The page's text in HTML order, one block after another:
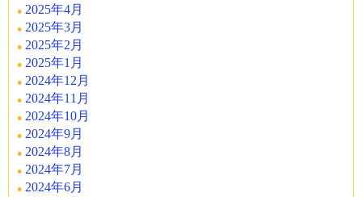
2025年4月
2025年3月
2025年2月
2025年1月
2024年12月
2024年11月
2024年10月
2024年9月
2024年8月
2024年7月
2024年6月